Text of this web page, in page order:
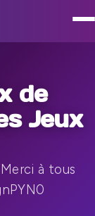
de
Jeux
à tous